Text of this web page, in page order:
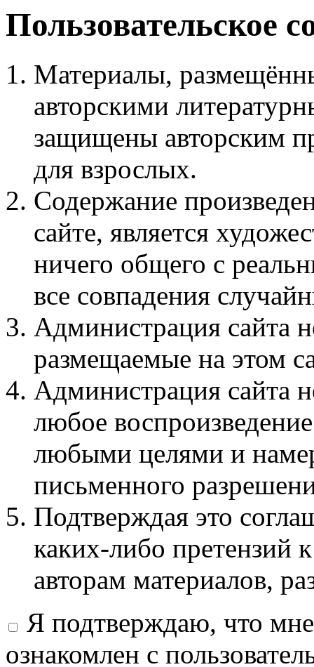
Пользовательское
Материалы,
авторскими
защищены авторским
для взрослых.
Содержание
сайте, является
ничего общего с
все совпадения
Администрация сайта
размещаемые на этом
Администрация сайта
любое
любыми целями и
письменного
Подтверждая это
каких-либо претензий
авторам материалов,
Я подтверждаю, что
ознакомлен с